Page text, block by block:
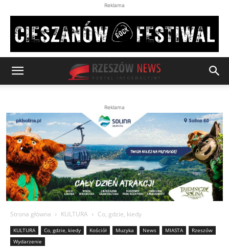
Reklama
Reklama
Strona główna KULTURA Co, gdzie, kiedy
KULTURA Co, gdzie, kiedy Kościół Muzyka News MIASTA
Rzeszów
Wydarzenie